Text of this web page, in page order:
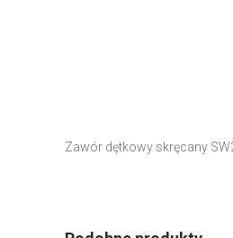
Zawór dętkowy skręcany